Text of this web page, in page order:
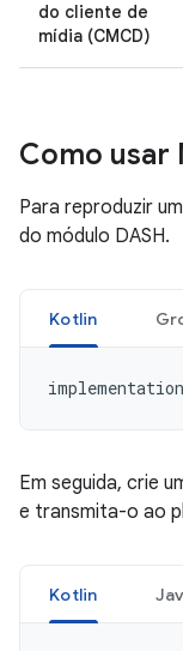
do cliente de
mídia (CMCD)
Como usar
Para reproduzir
do módulo DASH.
Kotlin
implementation
Em seguida, crie
e transmita-o ao
Kotlin